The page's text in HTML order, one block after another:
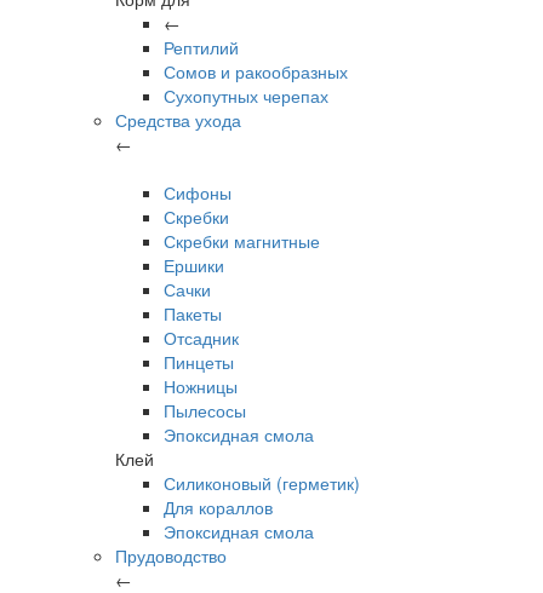
←
Рептилий
Сомов и ракообразных
Сухопутных черепах
Средства ухода
←
Сифоны
Скребки
Скребки магнитные
Ершики
Сачки
Пакеты
Отсадник
Пинцеты
Ножницы
Пылесосы
Эпоксидная смола
Клей
Силиконовый (герметик)
Для кораллов
Эпоксидная смола
Прудоводство
←